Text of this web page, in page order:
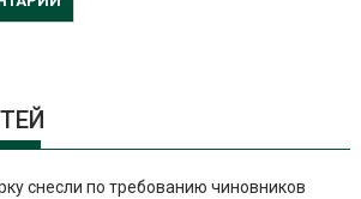
снесли по требованию чиновников